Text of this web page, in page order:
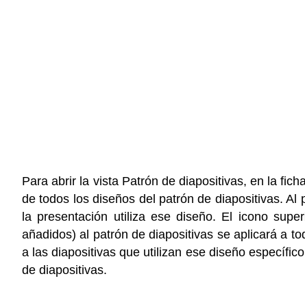
Para abrir la vista Patrón de diapositivas, en la
de todos los diseños del patrón de diapositivas.
la presentación utiliza ese diseño. El icono
añadidos) al patrón de diapositivas se aplicará a
a las diapositivas que utilizan ese diseño
de diapositivas.